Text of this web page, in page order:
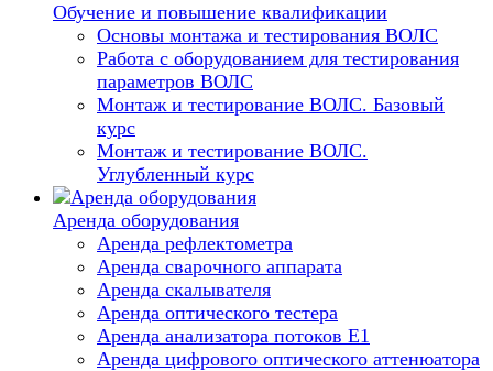
Обучение и повышение квалификации
Основы монтажа и тестирования ВОЛС
Работа с оборудованием для тестирования
параметров ВОЛС
Монтаж и тестирование ВОЛС. Базовый
курс
Монтаж и тестирование ВОЛС.
Углубленный курс
Аренда оборудования
Аренда рефлектометра
Аренда сварочного аппарата
Аренда скалывателя
Аренда оптического тестера
Аренда анализатора потоков Е1
Аренда цифрового оптического аттенюатора